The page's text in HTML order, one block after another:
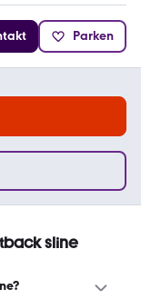
Parken
sline